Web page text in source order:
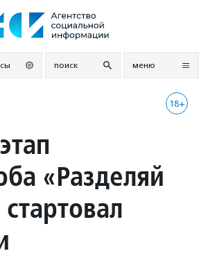
поиск меню
18+
«Разделяй